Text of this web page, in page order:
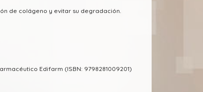
de colágeno y evitar su degradación.
Edifarm (ISBN: 9798281009201)